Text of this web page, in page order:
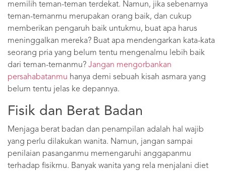
memilih teman-teman terdekat. Namun, jika sebenarnya
teman-temanmu merupakan orang baik, dan cukup
memberikan pengaruh baik untukmu, buat apa harus
meninggalkan mereka? Buat apa mendengarkan kata-kata
seorang pria yang belum tentu mengenalmu lebih baik
dari teman-temanmu? Jangan mengorbankan
persahabatanmu hanya demi sebuah kisah asmara yang
belum tentu jelas ke depannya.
Fisik dan Berat Badan
Menjaga berat badan dan penampilan adalah hal wajib
yang perlu dilakukan wanita. Namun, jangan sampai
penilaian pasanganmu memengaruhi anggapanmu
terhadap fisikmu. Banyak wanita yang rela menjalani diet